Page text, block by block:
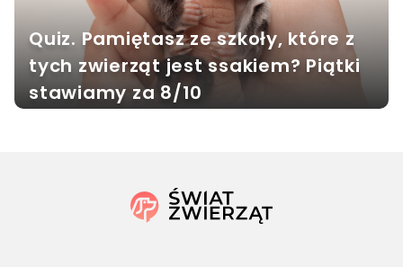
Quiz. Pamiętasz ze szkoły, które z
tych zwierząt jest ssakiem? Piątki
stawiamy za 8/10